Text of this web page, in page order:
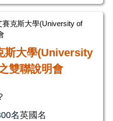
賽克斯大學(University of
斯大學(University
雙聯說明會
名英國名